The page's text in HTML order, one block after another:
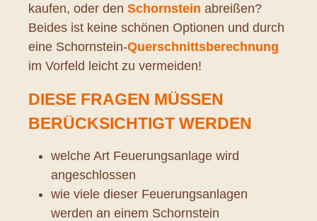
kaufen, oder den Schornstein abreißen?
Beides ist keine schönen Optionen und durch
eine Schornstein-Querschnittsberechnung
im Vorfeld leicht zu vermeiden!
DIESE FRAGEN MÜSSEN
BERÜCKSICHTIGT WERDEN
welche Art Feuerungsanlage wird
angeschlossen
wie viele dieser Feuerungsanlagen
werden an einem Schornstein